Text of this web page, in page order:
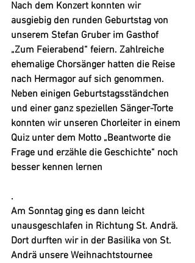
Nach dem Konzert konnten wir
ausgiebig den runden Geburtstag von
unserem Stefan Gruber im Gasthof
„Zum Feierabend“ feiern. Zahlreiche
ehemalige Chorsänger hatten die Reise
nach Hermagor auf sich genommen.
Neben einigen Geburtstagsständchen
und einer ganz speziellen Sänger-Torte
konnten wir unseren Chorleiter in einem
Quiz unter dem Motto „Beantworte die
Frage und erzähle die Geschichte“ noch
besser kennen lernen
.
Am Sonntag ging es dann leicht
unausgeschlafen in Richtung St. Andrä.
Dort durften wir in der Basilika von St.
Andrä unsere Weihnachtstournee